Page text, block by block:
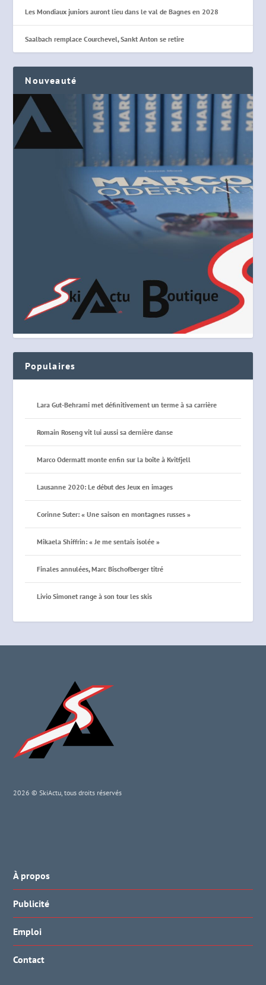
Les Mondiaux juniors auront lieu dans le val de Bagnes en 2028
Saalbach remplace Courchevel, Sankt Anton se retire
Nouveauté
Populaires
Lara Gut-Behrami met définitivement un terme à sa carrière
Romain Roseng vit lui aussi sa dernière danse
Marco Odermatt monte enfin sur la boîte à Kvitfjell
Lausanne 2020: Le début des Jeux en images
Corinne Suter: « Une saison en montagnes russes »
Mikaela Shiffrin: « Je me sentais isolée »
Finales annulées, Marc Bischofberger titré
Livio Simonet range à son tour les skis
2026 © SkiActu, tous droits réservés
À propos
Publicité
Emploi
Contact